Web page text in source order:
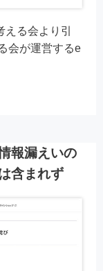
る会より引
会が運営するe
報漏えいの
含まれず